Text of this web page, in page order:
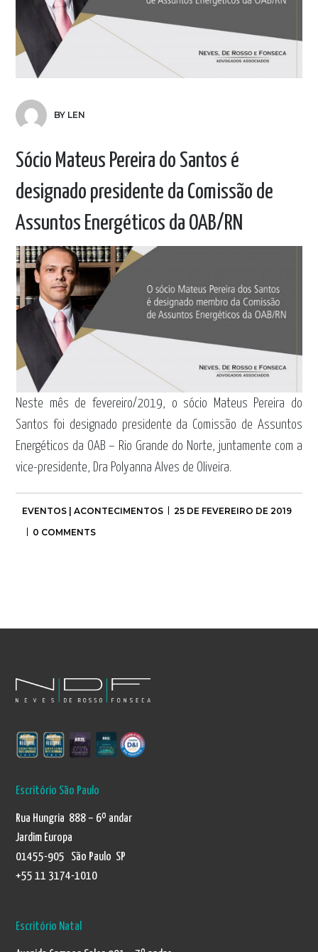
BY LEN
Sócio Mateus Pereira do Santos é
designado presidente da Comissão de
Assuntos Energéticos da OAB/RN
Neste mês de fevereiro/2019, o sócio Mateus Pereira do
Santos foi designado presidente da Comissão de Assuntos
Energéticos da OAB – Rio Grande do Norte, juntamente com a
vice-presidente, Dra Polyanna Alves de Oliveira.
EVENTOS | ACONTECIMENTOS
25 DE FEVEREIRO DE 2019
0 COMMENTS
Escritório São Paulo
Rua Hungria 888 – 6º andar
Jardim Europa
01455-905 São Paulo SP
+55 11 3174-1010
Escritório Natal